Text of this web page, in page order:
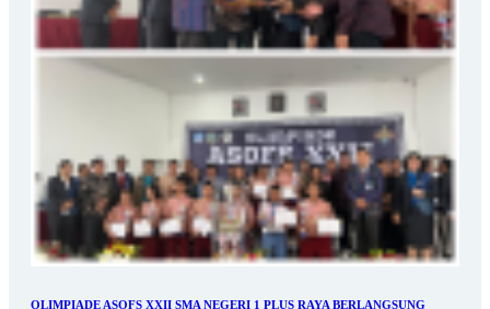
OLIMPIADE ASOFS XXII SMA NEGERI 1 PLUS RAYA BERLANGSUNG